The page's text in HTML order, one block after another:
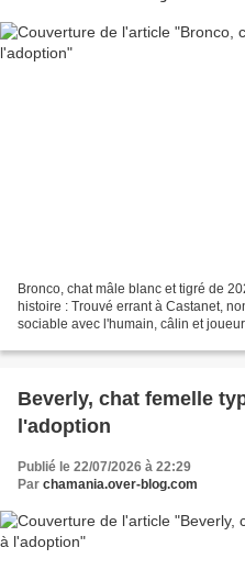
Bronco, chat mâle blanc et tigré de
histoire : Trouvé errant à Castanet,
sociable avec l'humain, câlin et
Beverly, chat femelle
l'adoption
Publié le 22/07/2026 à 22:29
Par chamania.over-blog.com